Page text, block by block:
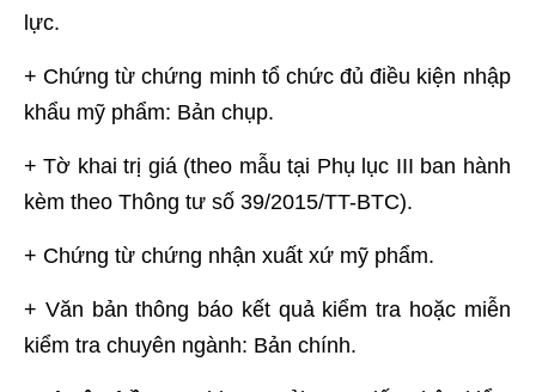
lực.
+ Chứng từ chứng minh tổ chức đủ điều kiện nhập
khẩu mỹ phẩm: Bản chụp.
+ Tờ khai trị giá (theo mẫu tại Phụ lục III ban hành
kèm theo Thông tư số 39/2015/TT-BTC).
+ Chứng từ chứng nhận xuất xứ mỹ phẩm.
+ Văn bản thông báo kết quả kiểm tra hoặc miễn
kiểm tra chuyên ngành: Bản chính.